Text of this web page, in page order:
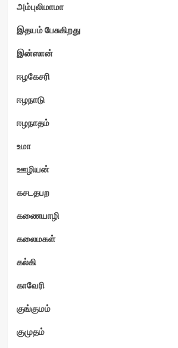
அம்புலிமாமா
இதயம் பேசுகிறது
இன்ஸான்
ஈழகேசரி
ஈழநாடு
ஈழநாதம்
உமா
ஊழியன்
கசடதபற
கணையாழி
கலைமகள்
கல்கி
காவேரி
குங்குமம்
குமுதம்